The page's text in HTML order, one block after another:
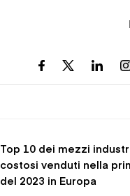
Top 10 dei mezzi
costosi venduti nella
del 2023 in Europa